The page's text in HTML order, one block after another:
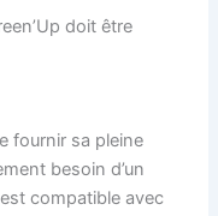
doit être
fournir sa pleine
besoin d’un
compatible avec